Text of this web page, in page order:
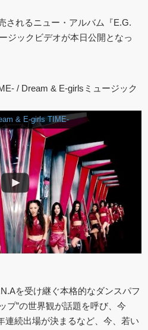
されるニュー・アルバム『E.G.
ジックビデオが本日公開となっ
/ Dream & E-girlsミュージック
& E-girls TIME-
を受け継ぐ本格的なダンスパフ
プ”の世界観が話題を呼び、今
連続出場が決まるなど、今、若い